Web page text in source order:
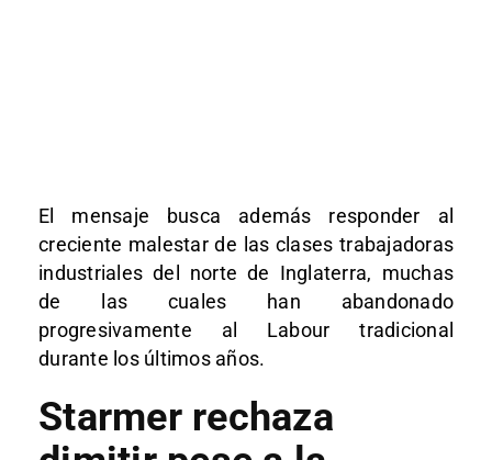
El mensaje busca además responder al
creciente malestar de las clases trabajadoras
industriales del norte de Inglaterra, muchas
de las cuales han abandonado
progresivamente al Labour tradicional
durante los últimos años.
Starmer rechaza